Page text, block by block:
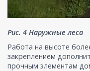
Рис. 4 Наружные леса
Работа на высоте
закреплением
прочным элементам